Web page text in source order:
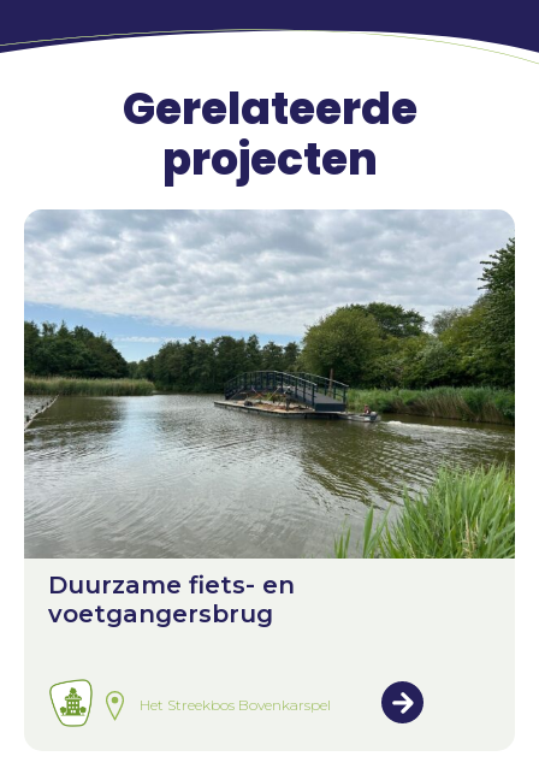
Gerelateerde
projecten
Duurzame fiets- en
voetgangersbrug
Het Streekbos Bovenkarspel